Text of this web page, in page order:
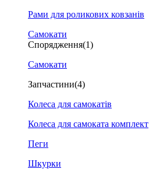
Рами для роликових ковзанів
Самокати
Спорядження(1)
Самокати
Запчастини(4)
Колеса для самокатів
Колеса для самоката комплект
Пеги
Шкурки